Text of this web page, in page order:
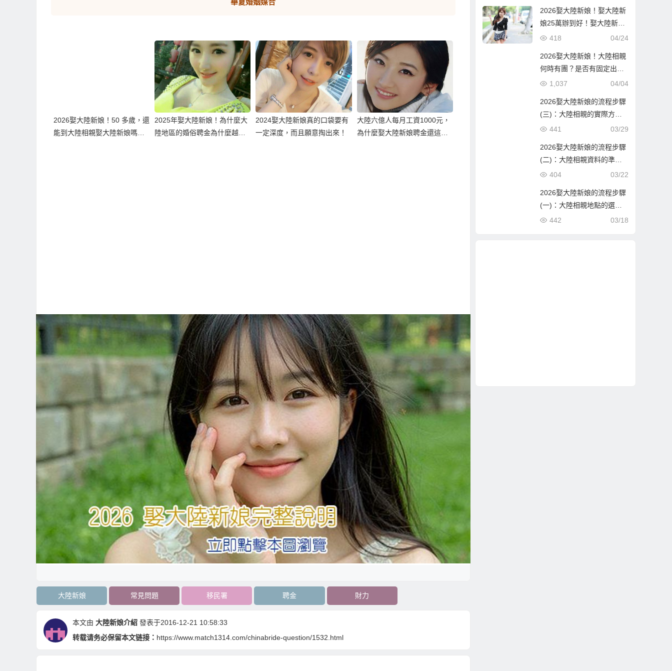
華夏婚姻媒合
2026娶大陸新娘！50 多歲，還
能到大陸相親娶大陸新娘嗎？
2025年娶大陸新娘！為什麼大
陸地區的婚俗聘金為什麼越來
2024娶大陸新娘真的口袋要有
一定深度，而且願意掏出來！
大陸六億人每月工資1000元，
為什麼娶大陸新娘聘金還這樣
大陸新娘 常見問題 移民署 聘金 財力
本文由 大陸新娘介紹 發表于2016-12-21 10:58:33
转载请务必保留本文链接： https://www.match1314.com/chinabride-question/1532.html
2026娶大陸新娘！娶大陸新
娘25萬辦到好！娶大陸新娘
隨便也要60萬！到底差在哪
04/24
418
2026娶大陸新娘！大陸相親
何時有團？是否有固定出團
日期？
04/04
1,037
2026娶大陸新娘的流程步驟
(三)：大陸相親的實際方式
與流程！
03/29
441
2026娶大陸新娘的流程步驟
(二)：大陸相親資料的準備
與報名確認！
03/22
404
2026娶大陸新娘的流程步驟
(一)：大陸相親地點的選
擇！
03/18
442